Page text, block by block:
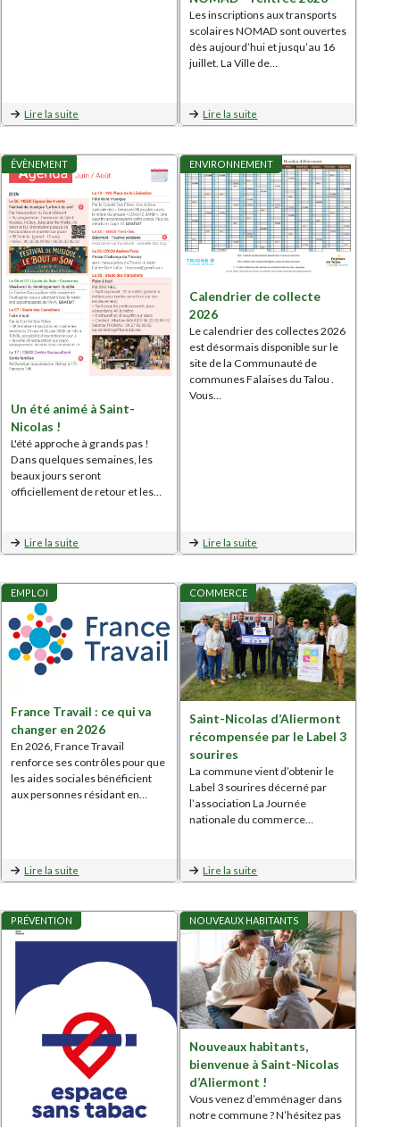
Lire la suite
Les inscriptions aux transports
scolaires NOMAD sont ouvertes
dès aujourd’hui et jusqu’au 16
juillet. La Ville de…
Lire la suite
ÉVÈNEMENT
Un été animé à Saint-
Nicolas !
L'été approche à grands pas !
Dans quelques semaines, les
beaux jours seront
officiellement de retour et les…
Lire la suite
ENVIRONNEMENT
Calendrier de collecte
2026
Le calendrier des collectes 2026
est désormais disponible sur le
site de la Communauté de
communes Falaises du Talou .
Vous…
Lire la suite
EMPLOI
France Travail : ce qui va
changer en 2026
En 2026, France Travail
renforce ses contrôles pour que
les aides sociales bénéficient
aux personnes résidant en…
Lire la suite
COMMERCE
Saint-Nicolas d’Aliermont
récompensée par le Label 3
sourires
La commune vient d’obtenir le
Label 3 sourires décerné par
l’association La Journée
nationale du commerce…
Lire la suite
PRÉVENTION NOUVEAUX HABITANTS
Nouveaux habitants,
bienvenue à Saint-Nicolas
d’Aliermont !
Vous venez d’emménager dans
notre commune ? N’hésitez pas